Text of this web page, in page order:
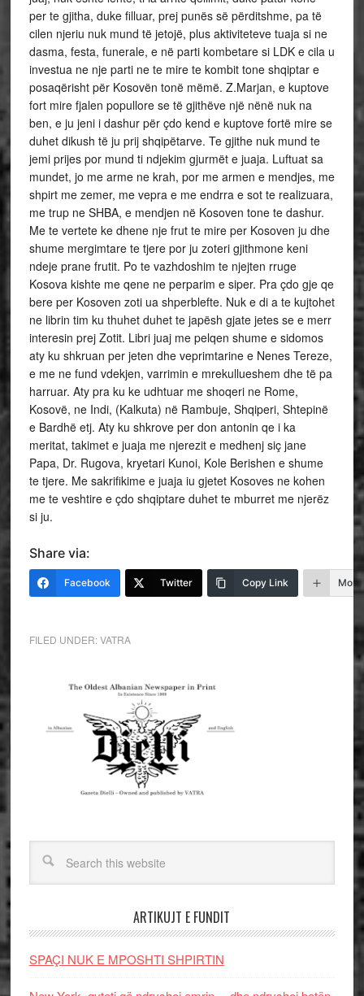
per te gjitha, duke filluar, prej punës së përditshme, pa të
cilen njeriu nuk mund të jetojë, plus aktiviteteve tuaja si ne
dasma, festa, funerale, e në parti kombetare si LDK e cila u
investua ne nje parti ne te mire te kombit tone shqiptar e
posaqërisht për Kosovën tonë mëmë. Z.Marjan, e kuptove
fort mire fjalen popullore se të gjithëve një nënë nuk na
ben, e ju jeni i dashur për çdo kend e kuptove fortë mire se
duhet dikush të ju prij shqipëtarve. Te gjithe nuk mund te
jemi prijes por mund ti ndjekim gjurmët e juaja. Luftuat sa
mundet, jo me arme ne krah, por me armen e mendjes, me
shpirt me zemer, me vepra e me endrra e sot te realizuara,
me trup ne SHBA, e mendjen në Kosoven tone te dashur.
Me te vertete ke dhene nje frut te mire per Kosoven ju dhe
shume mergimtare te tjere por ju zoteri gjithmone keni
ndeje prane frutit. Po te vazhdoshim te njejten rruge
Kosova kishte me qene ne perparim e siper. Pra çdo gje qe
bere per Kosoven zoti ua shperblefte. Nuk e di a te kujtohet
ne librin tim ku thuhet duhet te japësh gjate jetes se e merr
interesin prej Zotit. Libri juaj me pelqen shume e sidomos
aty ku shkruan per jeten dhe veprimtarine e Nenes Tereze,
e me ne fund vdekjen, varrimin e mrekullueshem dhe të pa
harruar. Aty pra ku ke udhtuar me shoqeri ne Rome,
Kosovë, ne Indi, (Kalkuta) në Rambuje, Shqiperi, Shtepinë
e Bardhë etj. Aty ku shkrove per don antonin qe i ka
meritat, takimet e juaja me njerezit e medhenj siç jane
Papa, Dr. Rugova, kryetari Kunoi, Kole Berishen e shume
te tjere. Me sakrifikime e juaja iu gjetet Kosoves ne kohen
me te veshtire e çdo shqiptare duhet te mburret me njerëz
si ju.
Share via:
Facebook Twitter Copy Link More
FILED UNDER:VATRA
ARTIKUJT E FUNDIT
SPAÇI NUK E MPOSHTI SHPIRTIN